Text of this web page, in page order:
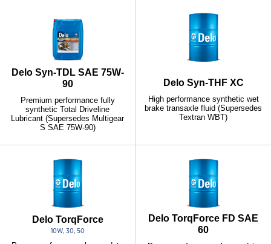
Delo Syn-TDL SAE 75W-
90
Premium performance fully
synthetic Total Driveline
Lubricant (Supersedes Multigear
S SAE 75W-90)
Delo Syn-THF XC
High performance synthetic wet
brake transaxle fluid (Supersedes
Textran WBT)
Delo TorqForce
10W, 30, 50
Delo TorqForce FD SAE
60